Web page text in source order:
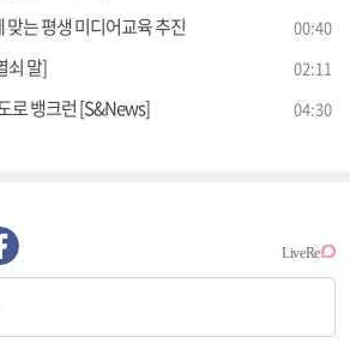
는 평생 미디어교육 추진 00:40
쇠 말] 02:11
로 뱅크런 [S&News] 04:30